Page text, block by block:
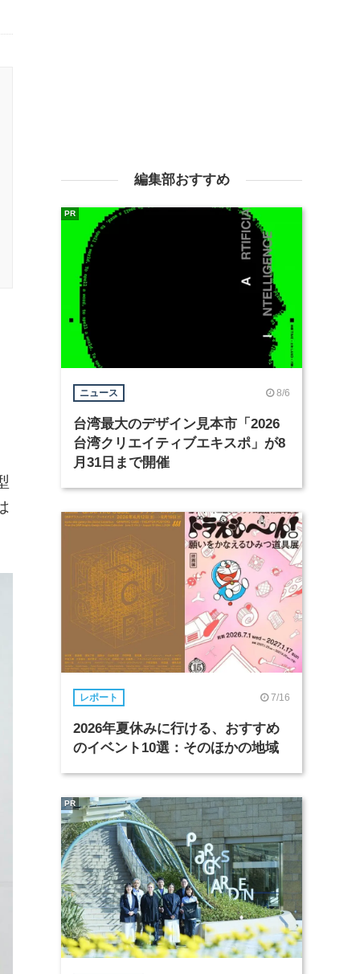
編集部おすすめ
ニュース 8/6
台湾最大のデザイン見本市「2026
台湾クリエイティブエキスポ」が8
月31日まで開催
PR
レポート 7/16
2026年夏休みに行ける、おすすめ
のイベント10選：そのほかの地域
PR